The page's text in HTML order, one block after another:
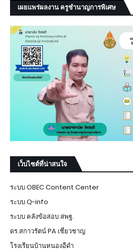
เผยแพร่ผลงาน ครูชำนาญการพิเศษ
เว็บไซต์ที่น่าสนใจ
ระบบ OBEC Content Center
ระบบ Q-info
ระบบ คลังข้อสอบ สพฐ.
ดร.สกาวรัตน์ PA เชี่ยวชาญ
โรงเรียนบ้านหนองอีดำ